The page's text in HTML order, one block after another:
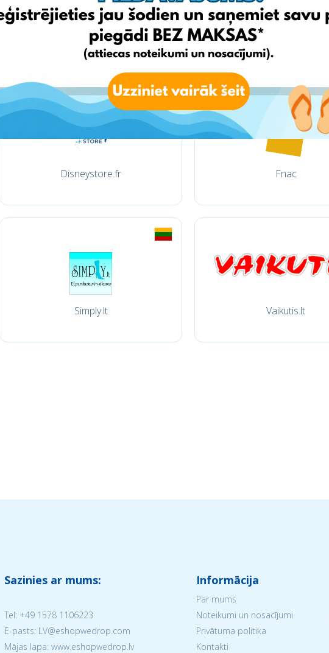
Oxybul Avenuedesjeux
Disneystore.fr Fnac
Simply.lt Vaikutis.lt
Sazinies ar mums:
Tel: +49 1578 1106223
E-pasts: LV@eshopwedrop.com
Mājas lapa: www.eshopwedrop.lv
Informācija
Par mums
Noteikumi un nosacījumi
Privātuma politika
Kontakti